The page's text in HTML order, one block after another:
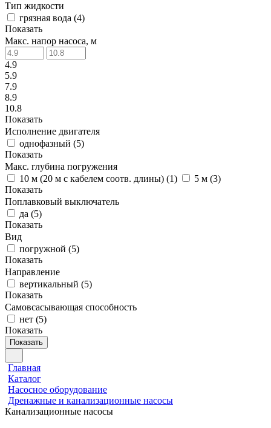
Тип жидкости
грязная вода (4)
Показать
Макс. напор насоса, м
4.9
5.9
7.9
8.9
10.8
Показать
Исполнение двигателя
однофазный (5)
Показать
Макс. глубина погружения
10 м (20 м с кабелем соотв. длины) (1) 5 м (3)
Показать
Поплавковый выключатель
да (5)
Показать
Вид
погружной (5)
Показать
Направление
вертикальный (5)
Показать
Самовсасывающая способность
нет (5)
Показать
Показать
Главная
Каталог
Насосное оборудование
Дренажные и канализационные насосы
Канализационные насосы